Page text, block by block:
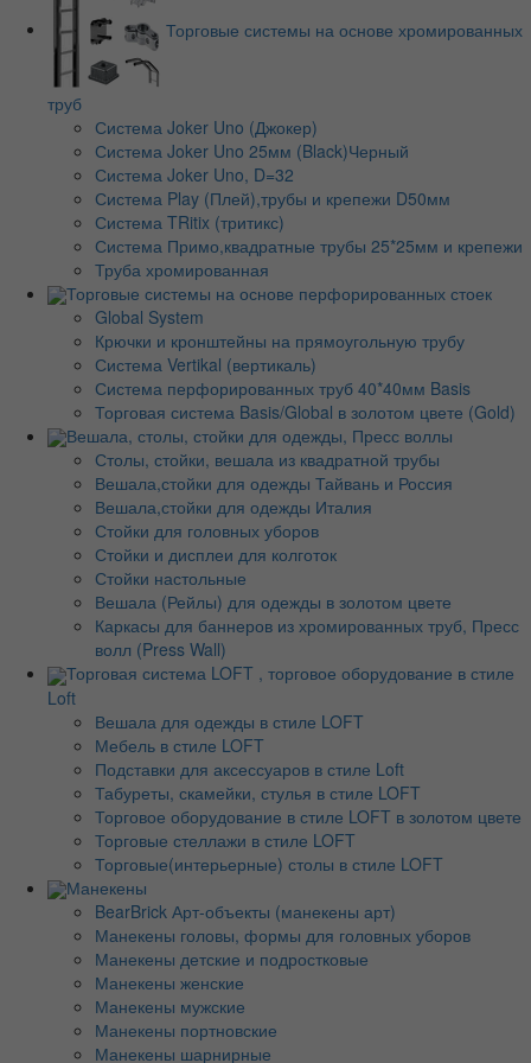
Торговые системы на основе хромированных
труб
Система Joker Uno (Джокер)
Система Joker Uno 25мм (Black)Черный
Система Joker Uno, D=32
Система Play (Плей),трубы и крепежи D50мм
Система TRitix (тритикс)
Система Примо,квадратные трубы 25*25мм и крепежи
Труба хромированная
Торговые системы на основе перфорированных стоек
Global System
Крючки и кронштейны на прямоугольную трубу
Система Vertikal (вертикаль)
Система перфорированных труб 40*40мм Basis
Торговая система Basis/Global в золотом цвете (Gold)
Вешала, столы, стойки для одежды, Пресс воллы
Столы, стойки, вешала из квадратной трубы
Вешала,стойки для одежды Тайвань и Россия
Вешала,стойки для одежды Италия
Стойки для головных уборов
Стойки и дисплеи для колготок
Стойки настольные
Вешала (Рейлы) для одежды в золотом цвете
Каркасы для баннеров из хромированных труб, Пресс
волл (Press Wall)
Торговая система LOFT , торговое оборудование в стиле
Loft
Вешала для одежды в стиле LOFT
Мебель в стиле LOFT
Подставки для аксессуаров в стиле Loft
Табуреты, скамейки, стулья в стиле LOFT
Торговое оборудование в стиле LOFT в золотом цвете
Торговые стеллажи в стиле LOFT
Торговые(интерьерные) столы в стиле LOFT
Манекены
BearBrick Арт-объекты (манекены арт)
Манекены головы, формы для головных уборов
Манекены детские и подростковые
Манекены женские
Манекены мужские
Манекены портновские
Манекены шарнирные